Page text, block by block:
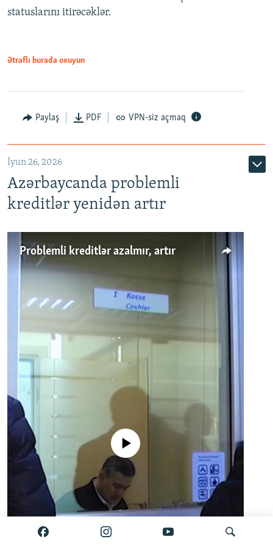
Auto 240p 360p 480p
720p 1080p
statuslarını itirəcəklər.
Ətraflı burada oxuyun
Paylaş PDF VPN-siz açmaq
İyun 26, 2026
Azərbaycanda problemli
kreditlər yenidən artır
Problemli kreditlər azalmır, artır
No media source currently available